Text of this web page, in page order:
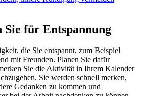
Sie für Entspannung
die Sie entspannt, zum Beispiel
mit Freunden. Planen Sie dafür
Sie die Aktivität in Ihrem Kalender
Sie werden schnell merken,
Gedanken zu kommen und